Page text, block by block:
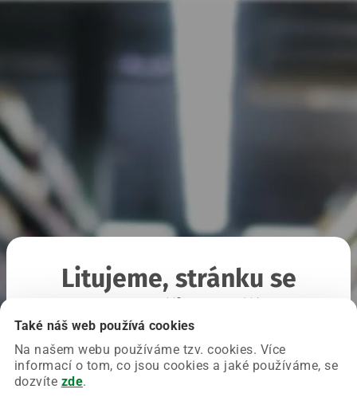
Také náš web používá cookies
Na našem webu používáme tzv. cookies. Více
informací o tom, co jsou cookies a jaké používáme, se
dozvíte zde.
Litujeme, stránku se
Chyba nastala na naší straně a už ji opravujeme.
Zkuste prosím znovu načíst požadovanou stránku.